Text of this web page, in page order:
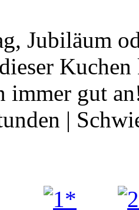
Jubiläum
immer gut
|